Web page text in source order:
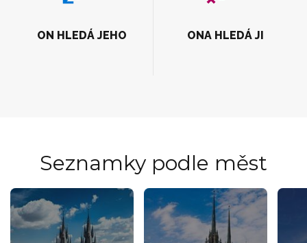
ON HLEDÁ JEHO ONA HLEDÁ JI
Seznamky podle měst